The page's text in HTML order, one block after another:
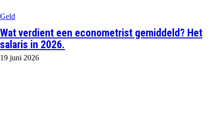
Geld
Wat verdient een econometrist gemiddeld? Het
salaris in 2026.
19 juni 2026